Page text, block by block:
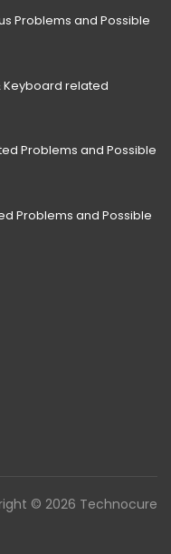
Problems and Possible
Keyboard related
Problems and Possible
Problems and Possible
© 2026 Technocure